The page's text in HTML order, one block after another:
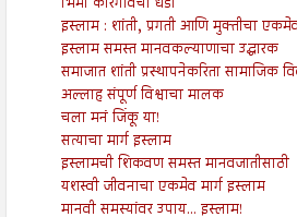
इस्लाम : शांती, प्रगती आणि मुक्तीचा
इस्लाम समस्त मानवकल्याणाचा उद्धारक
समाजात शांती प्रस्थापनेकरिता
अल्लाह संपूर्ण विश्वाचा मालक
चला मनं जिंकू या!
सत्याचा मार्ग इस्लाम
इस्लामची शिकवण समस्त मानवजातीसाठी
यशस्वी जीवनाचा एकमेव मार्ग इस्लाम
मानवी समस्यांवर उपाय... इस्लाम!